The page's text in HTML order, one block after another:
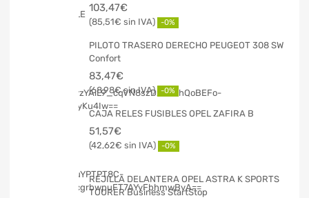
103,47€
85,51€ -0%
PILOTO TRASERO DERECHO PEUGEOT 308 SW
Confort
83,47€
68,98€ -0%
CAJA RELES FUSIBLES OPEL ZAFIRA B
51,57€
42,62€ -0%
REJILLA DELANTERA OPEL ASTRA K SPORTS
TOURER Business StartStop